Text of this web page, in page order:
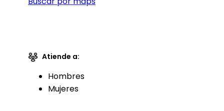
Atiende a:
Hombres
Mujeres